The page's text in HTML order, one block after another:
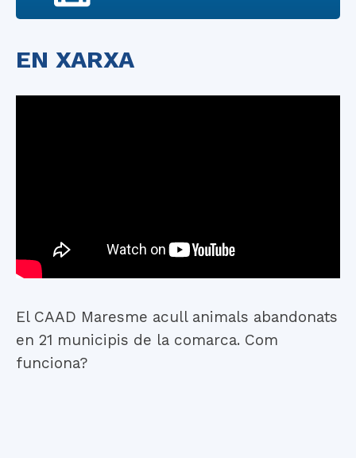
EN XARXA
El CAAD Maresme acull animals abandonats
en 21 municipis de la comarca. Com
funciona?